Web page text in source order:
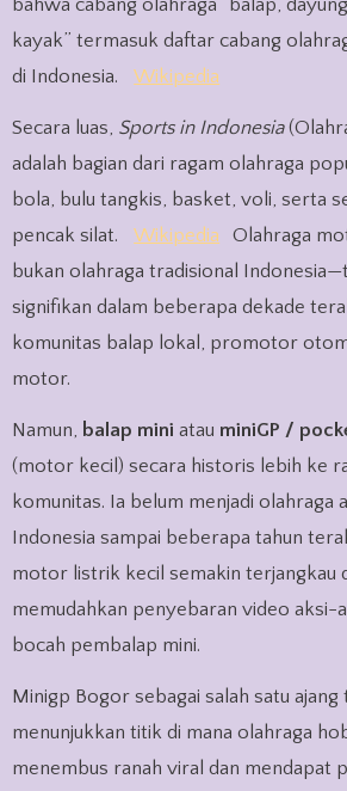
bahwa cabang olahraga “balap,
kayak” termasuk daftar cabang
di Indonesia.
Wikipedia
Secara luas, Sports in Indonesia
adalah bagian dari ragam olahraga
bola, bulu tangkis, basket, voli, serta
pencak silat.
Wikipedia
Olahraga
bukan olahraga tradisional
signifikan dalam beberapa dekade
komunitas balap lokal, promotor
motor.
Namun, balap mini atau miniGP /
(motor kecil) secara historis lebih ke
komunitas. Ia belum menjadi olahraga
Indonesia sampai beberapa tahun
motor listrik kecil semakin terjangkau
memudahkan penyebaran video aksi-
bocah pembalap mini.
Minigp Bogor sebagai salah satu ajang
menunjukkan titik di mana olahraga
menembus ranah viral dan mendapat